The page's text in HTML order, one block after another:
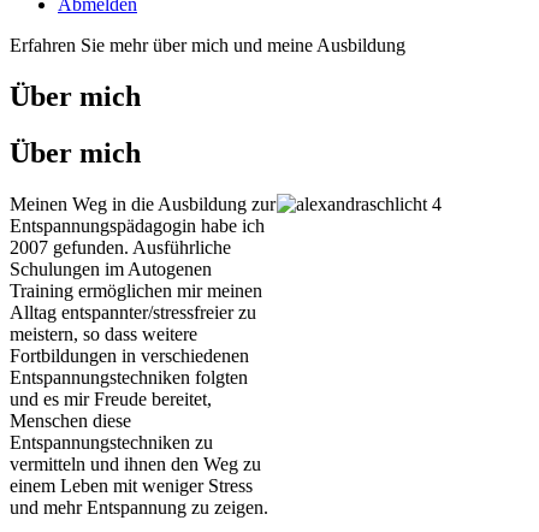
Abmelden
Erfahren Sie mehr über mich und meine Ausbildung
Über mich
Über mich
Meinen Weg in die Ausbildung zur
Entspannungspädagogin habe ich
2007 gefunden. Ausführliche
Schulungen im Autogenen
Training ermöglichen mir meinen
Alltag entspannter/stressfreier zu
meistern, so dass weitere
Fortbildungen in verschiedenen
Entspannungstechniken folgten
und es mir Freude bereitet,
Menschen diese
Entspannungstechniken zu
vermitteln und ihnen den Weg zu
einem Leben mit weniger Stress
und mehr Entspannung zu zeigen.